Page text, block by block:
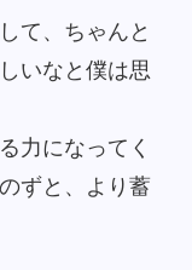
て、ちゃんと
いなと僕は思
力になってく
ずと、より蓄